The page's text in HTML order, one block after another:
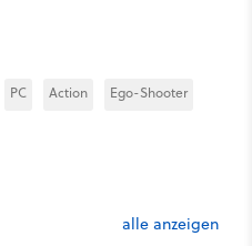
PC Action Ego-Shooter
alle anzeigen